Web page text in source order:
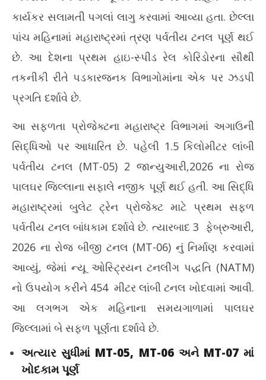
કાર્યકર સલામતી પગલાં લાગુ કરવામાં આવ્યા હતા. છેલ્લા
પાંચ મહિનામાં મહારાષ્ટ્રમાં ત્રણ પર્વતીય ટનલ પૂર્ણ થઈ
છે. આ દેશના પ્રથમ હાઇ-સ્પીડ રેલ કોરિડોરના સૌથી
તકનીકી રીતે પડકારજનક વિભાગોમાંના એક પર ઝડપી
પ્રગતિ દર્શાવે છે.
આ સફળતા પ્રોજેક્ટના મહારાષ્ટ્ર વિભાગમાં અગાઉની
સિદ્ધિઓ પર આધારિત છે. પહેલી 1.5 કિલોમીટર લાંબી
પર્વતીય ટનલ (MT-05) 2 જાન્યુઆરી,2026 ના રોજ
પાલઘર જિલ્લાના સફાલે નજીક પૂર્ણ થઈ હતી. આ સિદ્ધિ
મહારાષ્ટ્રમાં બુલેટ ટ્રેન પ્રોજેક્ટ માટે પ્રથમ સફળ
પર્વતીય ટનલ બાંધકામ દર્શાવે છે. ત્યારબાદ 3 ફેબ્રુઆરી,
2026 ના રોજ બીજી ટનલ (MT-06) નું નિર્માણ કરવામાં
આવ્યું, જેમાં ન્યૂ ઓસ્ટ્રિયન ટનલીંગ પદ્ધતિ (NATM)
નો ઉપયોગ કરીને 454 મીટર લાંબી ટનલ ખોદવામાં આવી.
આ લગભગ એક મહિનાના સમયગાળામાં પાલઘર
જિલ્લામાં બે સફળ પૂર્ણતા દર્શાવે છે.
અત્યાર સુધીમાં MT-05, MT-06 અને MT-07 માં
ખોદકામ પૂર્ણ